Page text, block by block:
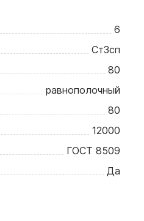
6
Ст3сп
80
равнополочный
80
12000
ГОСТ 8509
Да